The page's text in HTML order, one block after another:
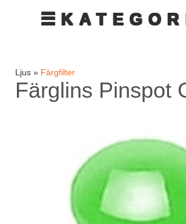
Ljus » Färgfilter
Färglins Pinspot